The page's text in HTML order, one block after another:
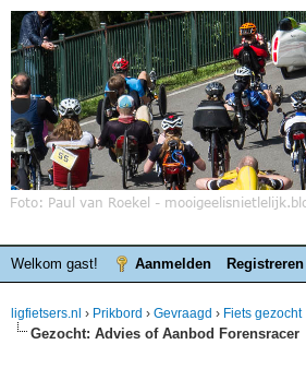
Welkom gast! Aanmelden Registreren
ligfietsers.nl › Prikbord › Gevraagd › Fiets gezocht
Gezocht: Advies of Aanbod Forensracer